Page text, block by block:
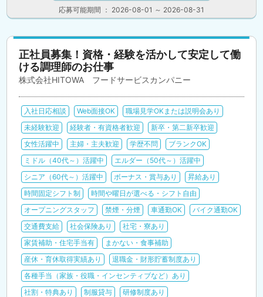
応募可能期間 ： 2026-08-01 ～ 2026-08-31
正社員募集！資格・経験を活かして安定して働
ける調理師のお仕事
株式会社HITOWA フードサービスカンパニー
入社日応相談 Web面接OK
職場見学OKまたは説明会あり
未経験歓迎
経験者・有資格者歓迎
新卒・第二新卒歓迎
女性活躍中
主婦・主夫歓迎 学歴不問
ブランクOK
ミドル（40代～）活躍中
エルダー（50代～）活躍中
シニア（60代～）活躍中
ボーナス・賞与あり
昇給あり
時間固定シフト制
時間や曜日が選べる・シフト自由
オープニングスタッフ
禁煙・分煙 車通勤OK
バイク通勤OK
交通費支給
社会保険あり
社宅・寮あり
家賃補助・住宅手当有
まかない・食事補助
産休・育休取得実績あり
退職金・財形貯蓄制度あり
各種手当（家族・役職・インセンティブなど）あり
社割・特典あり
制服貸与 研修制度あり